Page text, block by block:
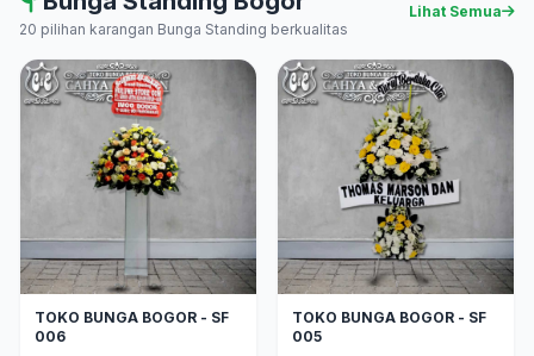
20 pilihan karangan Bunga Standing berkualitas
Lihat Semua
TOKO BUNGA BOGOR - SF
006
TOKO BUNGA BOGOR - SF
005